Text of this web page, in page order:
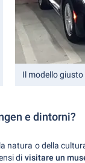
Il modello
e dintorni?
o della
di visitare un